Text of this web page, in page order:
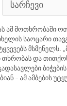
სარჩევი
ამ მოთხრობაში
საოცარი
მსმენელს.
თხრობას და
− ამ ამბების